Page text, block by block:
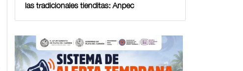
las tradicionales tienditas: Anpec